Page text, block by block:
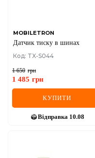
MOBILETRON
Датчик тиску в шинах
Код: TX-S044
1 650 грн
1 485 грн
КУПИТИ
Відправка 10.08